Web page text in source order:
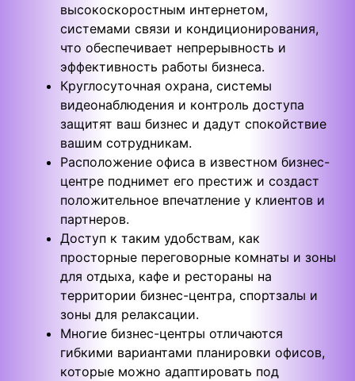
высокоскоростным интернетом,
системами связи и кондиционирования,
что обеспечивает непрерывность и
эффективность работы бизнеса.
Круглосуточная охрана, системы
видеонаблюдения и контроль доступа
защитят ваш бизнес и дадут спокойствие
вашим сотрудникам.
Расположение офиса в известном бизнес-
центре поднимет его престиж и создаст
положительное впечатление у клиентов и
партнеров.
Доступ к таким удобствам, как
просторные переговорные комнаты и зоны
для отдыха, кафе и рестораны на
территории бизнес-центра, спортзалы и
зоны для релаксации.
Многие бизнес-центры отличаются
гибкими вариантами планировки офисов,
которые можно адаптировать под